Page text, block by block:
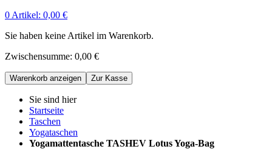
0 Artikel: 0,00 €
Sie haben keine Artikel im Warenkorb.
Zwischensumme: 0,00 €
Warenkorb anzeigen Zur Kasse
Sie sind hier
Startseite
Taschen
Yogataschen
Yogamattentasche TASHEV Lotus Yoga-Bag